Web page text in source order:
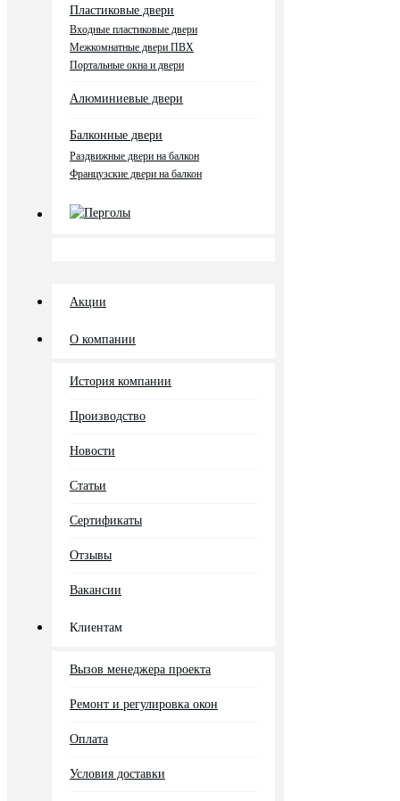
Пластиковые двери
Входные пластиковые двери
Межкомнатные двери ПВХ
Портальные окна и двери
Алюминиевые двери
Балконные двери
Раздвижные двери на балкон
Французские двери на балкон
Перголы
Акции
О компании
История компании
Производство
Новости
Статьи
Сертификаты
Отзывы
Вакансии
Клиентам
Вызов менеджера проекта
Ремонт и регулировка окон
Оплата
Условия доставки